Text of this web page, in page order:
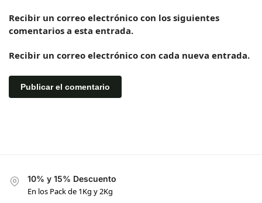
Recibir un correo electrónico con los siguientes
comentarios a esta entrada.
Recibir un correo electrónico con cada nueva entrada.
10% y 15% Descuento
En los Pack de 1Kg y 2Kg